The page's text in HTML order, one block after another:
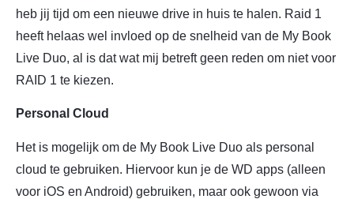
heb jij tijd om een nieuwe drive in huis te halen. Raid 1
heeft helaas wel invloed op de snelheid van de My Book
Live Duo, al is dat wat mij betreft geen reden om niet voor
RAID 1 te kiezen.
Personal Cloud
Het is mogelijk om de My Book Live Duo als personal
cloud te gebruiken. Hiervoor kun je de WD apps (alleen
voor iOS en Android) gebruiken, maar ook gewoon via